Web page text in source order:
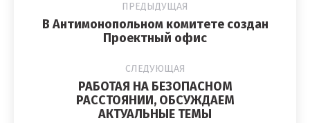
альбомам
ПРЕДЫДУЩАЯ
Предыдущий
альбом:
В Антимонопольном комитете создан
Проектный офис
СЛЕДУЮЩАЯ
Следующий
альбом:
РАБОТАЯ НА БЕЗОПАСНОМ
РАССТОЯНИИ, ОБСУЖДАЕМ
АКТУАЛЬНЫЕ ТЕМЫ